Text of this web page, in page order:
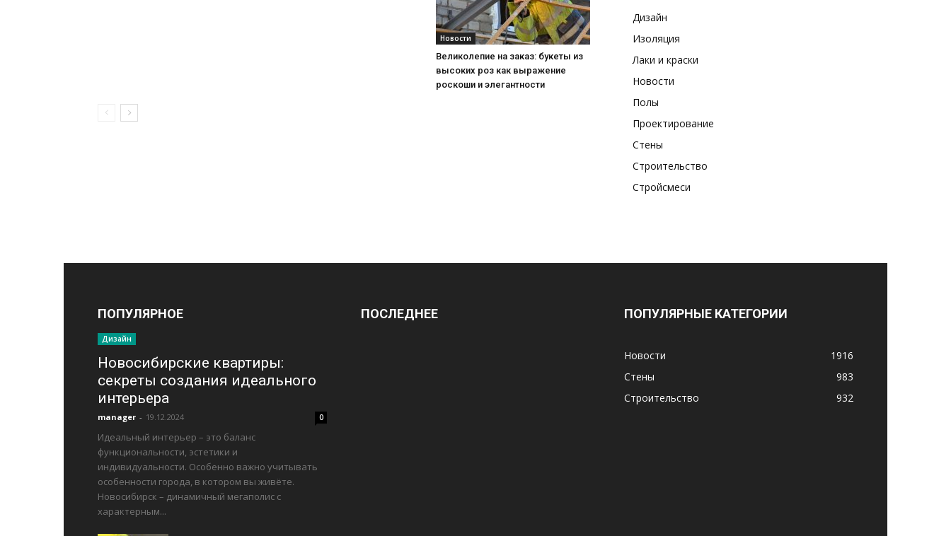
Новости
Великолепие на заказ: букеты из
высоких роз как выражение
роскоши и элегантности
Дизайн
Изоляция
Лаки и краски
Новости
Полы
Проектирование
Стены
Строительство
Стройсмеси
ПОПУЛЯРНОЕ
Дизайн
Новосибирские квартиры:
секреты создания идеального
интерьера
manager - 19.12.2024 0
Идеальный интерьер – это баланс
функциональности, эстетики и
индивидуальности. Особенно важно учитывать
особенности города, в котором вы живёте.
Новосибирск – динамичный мегаполис с
характерным...
ПОСЛЕДНЕЕ ПОПУЛЯРНЫЕ КАТЕГОРИИ
Новости
1916
Стены
983
Строительство
932